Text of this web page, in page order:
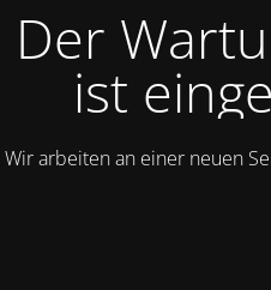
Der
ist
Wir arbeiten an einer neuen